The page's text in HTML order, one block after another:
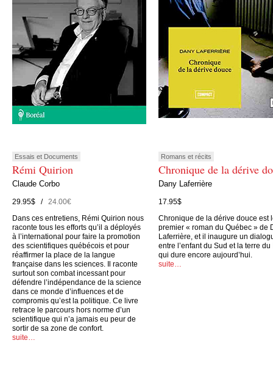
Essais et Documents
Rémi Quirion
Claude Corbo
29.95$ /24.00€
Dans ces entretiens, Rémi Quirion nous
raconte tous les efforts qu’il a déployés
à l’international pour faire la promotion
des scientifiques québécois et pour
réaffirmer la place de la langue
française dans les sciences. Il raconte
surtout son combat incessant pour
défendre l’indépendance de la science
dans ce monde d’influences et de
compromis qu’est la politique. Ce livre
retrace le parcours hors norme d’un
scientifique qui n’a jamais eu peur de
sortir de sa zone de confort.
suite…
Romans et récits
Chronique de la dérive
Dany Laferrière
17.95$
Chronique de la dérive douce est
premier « roman du Québec » de
Laferrière, et il inaugure un
entre l’enfant du Sud et la terre du
qui dure encore aujourd’hui.
suite…